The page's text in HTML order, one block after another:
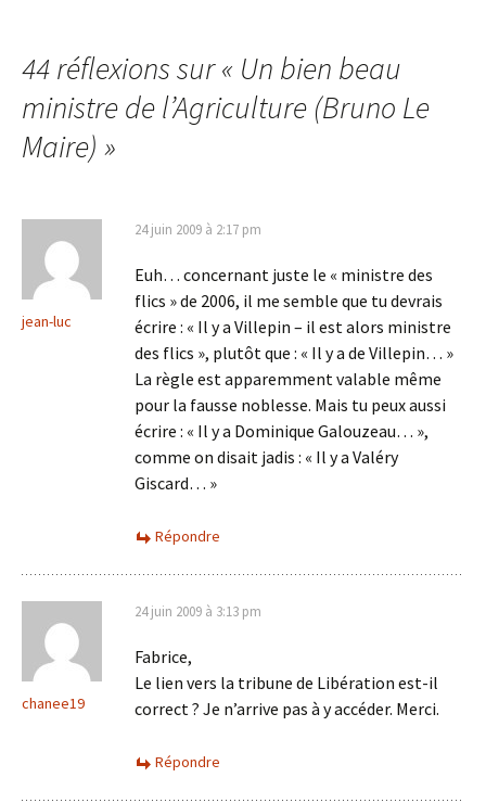
articles
44 réflexions sur « Un bien beau
ministre de l’Agriculture (Bruno Le
Maire) »
jean-luc
24 juin 2009 à 2:17 pm
Euh… concernant juste le « ministre des
flics » de 2006, il me semble que tu devrais
écrire : « Il y a Villepin – il est alors ministre
des flics », plutôt que : « Il y a de Villepin… »
La règle est apparemment valable même
pour la fausse noblesse. Mais tu peux aussi
écrire : « Il y a Dominique Galouzeau… »,
comme on disait jadis : « Il y a Valéry
Giscard… »
Répondre
chanee19
24 juin 2009 à 3:13 pm
Fabrice,
Le lien vers la tribune de Libération est-il
correct ? Je n’arrive pas à y accéder. Merci.
Répondre